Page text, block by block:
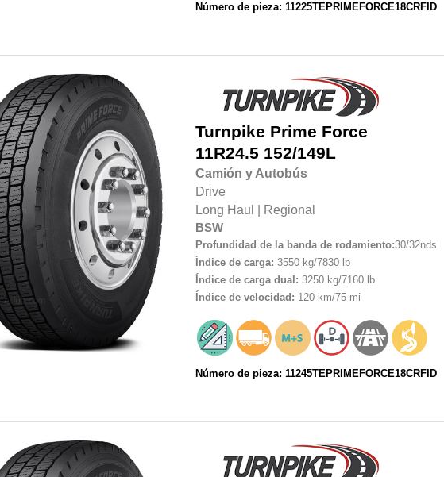
Número de pieza: 11225TEPRIMEFORCE18CRFID
Turnpike Prime Force
11R24.5 152/149L
Camión y Autobús
Drive
Long Haul
Regional
BSW
Profundidad de la banda de rodamiento:30/32nds
Índice de carga: 3550 kg/7830 lb
Índice de carga dual: 3250 kg/7160 lb
Índice de velocidad: 120 km/75 mi
Número de pieza: 11245TEPRIMEFORCE18CRFID